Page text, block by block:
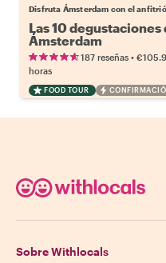
Disfruta Ámsterdam con el
Las 10 degustaciones
Ámsterdam
187 reseñas •
horas
FOOD TOUR
Sobre Withlocals